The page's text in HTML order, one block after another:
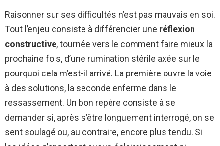
Raisonner sur ses difficultés n’est pas mauvais en soi.
Tout l’enjeu consiste à différencier une réflexion
constructive, tournée vers le comment faire mieux la
prochaine fois, d’une rumination stérile axée sur le
pourquoi cela m’est-il arrivé. La première ouvre la voie
à des solutions, la seconde enferme dans le
ressassement. Un bon repère consiste à se
demander si, après s’être longuement interrogé, on se
sent soulagé ou, au contraire, encore plus tendu. Si